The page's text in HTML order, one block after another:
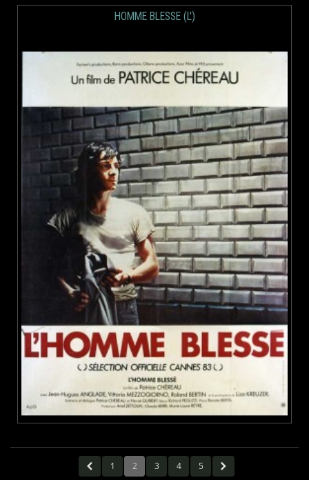
HOMME BLESSE (L')
1 2 3 4
5